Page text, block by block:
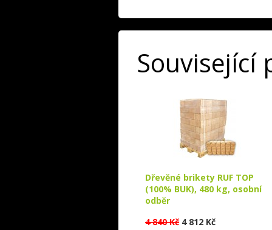
Související
Dřevěné brikety RUF TOP
(100% BUK), 480 kg, osobní
odběr
4 840 Kč 4 812 Kč